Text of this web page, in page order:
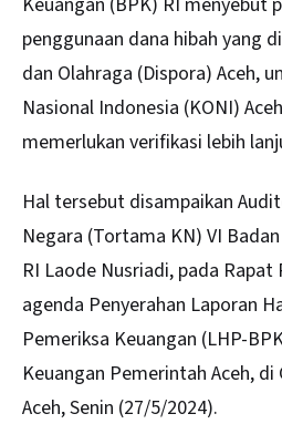
penggunaan dana hibah yang
dan Olahraga (Dispora) Aceh,
Nasional Indonesia (KONI)
memerlukan verifikasi lebih
Hal tersebut disampaikan
Negara (Tortama KN) VI
RI Laode Nusriadi, pada Rapat
agenda Penyerahan Laporan
Pemeriksa Keuangan (LHP-
Keuangan Pemerintah Aceh, di
Aceh, Senin (27/5/2024).